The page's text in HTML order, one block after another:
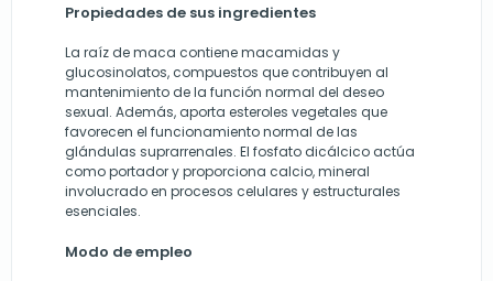
Propiedades de sus ingredientes
La raíz de maca contiene macamidas y
glucosinolatos, compuestos que contribuyen al
mantenimiento de la función normal del deseo
sexual. Además, aporta esteroles vegetales que
favorecen el funcionamiento normal de las
glándulas suprarrenales. El fosfato dicálcico actúa
como portador y proporciona calcio, mineral
involucrado en procesos celulares y estructurales
esenciales.
Modo de empleo